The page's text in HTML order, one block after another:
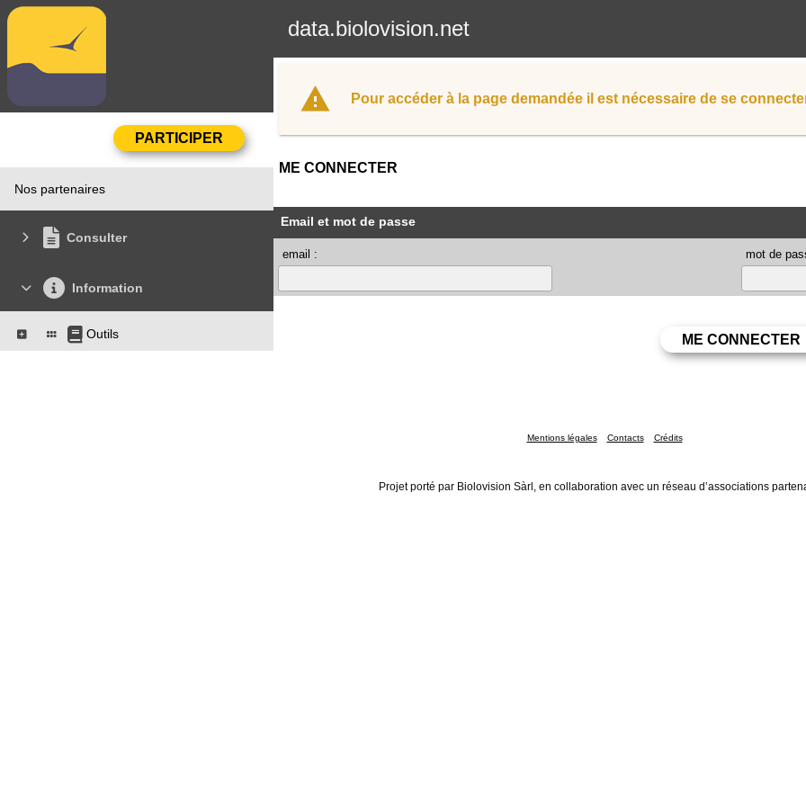
data.biolovision.net
Nos partenaires
Consulter
Information
Outils
Pour accéder à la page demandée il est nécessaire de se
ME CONNECTER
Email et mot de passe
email : mot de
Mentions légales Contacts Crédits
Projet porté par Biolovision Sàrl, en collaboration avec un réseau d’associations